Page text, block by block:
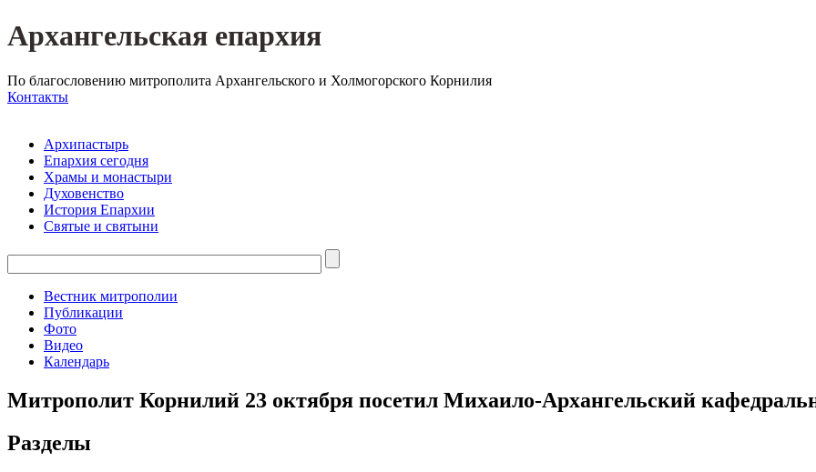
Архангельская епархия
По благословению митрополита Архангельского и Холмогорского Корнилия
Контакты
Архипастырь
Епархия сегодня
Храмы и монастыри
Духовенство
История Епархии
Святые и святыни
Вестник митрополии
Публикации
Фото
Видео
Календарь
Митрополит Корнилий 23 октября посетил Михаило-Архангельский
Разделы